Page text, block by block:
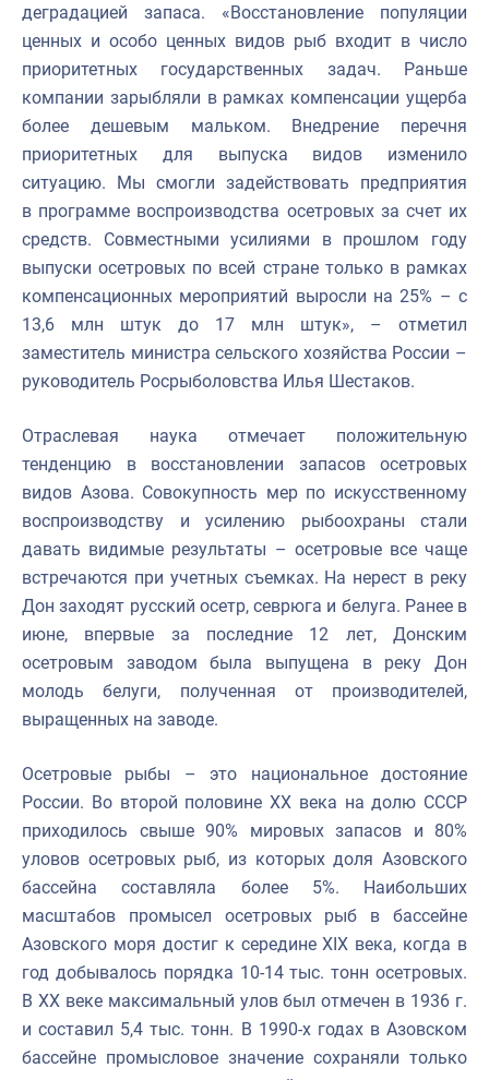
деградацией запаса. «Восстановление популяции
ценных и особо ценных видов рыб входит в число
приоритетных государственных задач. Раньше
компании зарыбляли в рамках компенсации ущерба
более дешевым мальком. Внедрение перечня
приоритетных для выпуска видов изменило
ситуацию. Мы смогли задействовать предприятия
в программе воспроизводства осетровых за счет их
средств. Совместными усилиями в прошлом году
выпуски осетровых по всей стране только в рамках
компенсационных мероприятий выросли на 25% – с
13,6 млн штук до 17 млн штук», –
отметил
заместитель министра сельского хозяйства России –
руководитель Росрыболовства Илья Шестаков.
Отраслевая наука отмечает положительную
тенденцию в восстановлении запасов осетровых
видов Азова. Совокупность мер по искусственному
воспроизводству и усилению рыбоохраны стали
давать видимые результаты – осетровые все чаще
встречаются при учетных съемках. На нерест в реку
Дон заходят русский осетр, севрюга и белуга. Ранее в
июне, впервые за последние 12 лет, Донским
осетровым заводом была выпущена в реку Дон
молодь белуги, полученная от производителей,
выращенных на заводе.
Осетровые рыбы – это национальное достояние
России. Во второй половине ХХ века на долю СССР
приходилось свыше 90% мировых запасов и 80%
уловов осетровых рыб, из которых доля Азовского
бассейна составляла более 5%. Наибольших
масштабов промысел осетровых рыб в бассейне
Азовского моря достиг к середине XIX века, когда в
год добывалось порядка 10-14 тыс. тонн осетровых.
В XX веке максимальный улов был отмечен в 1936 г.
и составил 5,4 тыс. тонн. В 1990-х годах в Азовском
бассейне промысловое значение сохраняли только